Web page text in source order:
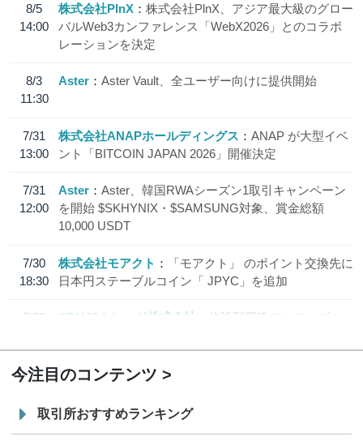
8/5
14:00
株式会社PlnX
株式会社PlnX、アジア最大級のグロー
バルWeb3カンファレンス「WebX2026」とのコラボ
レーションを決定
8/3
11:30
Aster Aster Vault、全ユーザー向けに提供開始
7/31
13:00
株式会社ANAPホールディングス
ANAP が大型イベ
ント「BITCOIN JAPAN 2026」開催決定
7/31
12:00
Aster
Aster、韓国RWAシーズン1取引キャンペーン
を開始 $SKHYNIX・$SAMSUNG対象、賞金総額
10,000 USDT
7/30
18:30
株式会社モアクト
「モアクト」 のポイント交換先に
日本円ステーブルコイン「 JPYC」を追加
7/29
SBI VCトレード株式会社
信託型円建てステーブル
今注目のコンテンツ
取引所おすすめランキング